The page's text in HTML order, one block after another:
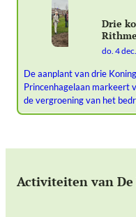
Drie
do. 4
De aanplant van drie
Princenhagelaan markeert
de vergroening van het
Activiteiten van De